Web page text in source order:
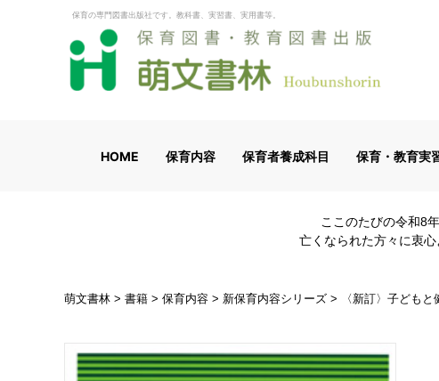
保育の専門図書出版社です。教科書、実習書、実用書等。
HOME 保育内容 保育者養成科目 保育・教育実
ここのたびの令和8
亡くなられた方々に衷
萌文書林 > 書籍 > 保育内容 > 新保育内容シリーズ > 〈新訂〉子どもと